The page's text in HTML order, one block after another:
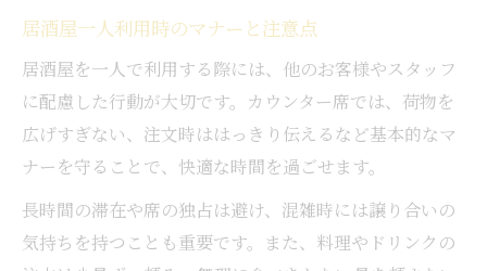
居酒屋一人利用時のマナーと注意点
居酒屋を一人で利用する際には、他のお客様やスタッフ
に配慮した行動が大切です。カウンター席では、荷物を
広げすぎない、注文時ははっきり伝えるなど基本的なマ
ナーを守ることで、快適な時間を過ごせます。
長時間の滞在や席の独占は避け、混雑時には譲り合いの
気持ちを持つことも重要です。また、料理やドリンクの